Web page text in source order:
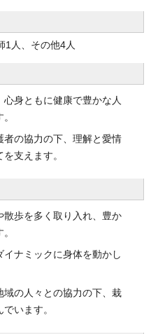
1人、その他4人
身ともに健康で豊かな人
の協力の下、理解と愛情
支えます。
歩を多く取り入れ、豊か
ナミックに身体を動かし
の人々との協力の下、栽
います。